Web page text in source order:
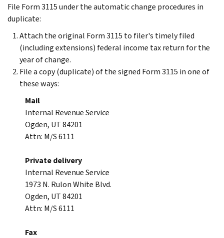
File Form 3115 under the automatic change procedures in
duplicate:
Attach the original Form 3115 to filer's timely filed
(including extensions) federal income tax return for the
year of change.
File a copy (duplicate) of the signed Form 3115 in one of
these ways:
Mail
Internal Revenue Service
Ogden, UT 84201
Attn: M/S 6111
Private delivery
Internal Revenue Service
1973 N. Rulon White Blvd.
Ogden, UT 84201
Attn: M/S 6111
Fax